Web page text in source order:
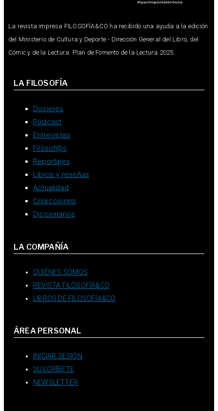
La revista impresa FILOSOFÍA&CO ha recibido una ayuda a la edición
del Ministerio de Cultura y Deporte - Dirección General del Libro, del
Cómic y de la Lectura. Plan de Fomento de la Lectura 2025.
LA FILOSOFÍA
Dosieres
Pódcast
Entrevistas
Filósof@s
Reportajes
Libros y reseñas
Actualidad
Colecciones
Diccionarios
LA COMPAÑÍA
QUIÉNES SOMOS
REVISTA FILOSOFÍA&CO
LIBROS DE FILOSOFÍA&CO
ÁREA PERSONAL
INICIAR SESIÓN
SUSCRÍBETE
NEWSLETTER